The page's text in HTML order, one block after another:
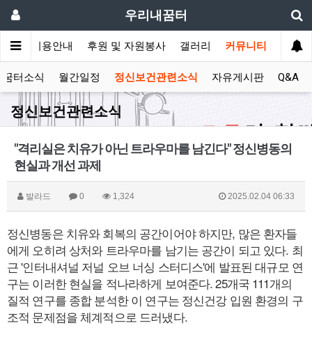
우리내꿈터
내 이용안내 후원 및 자원봉사 갤러리 커뮤니티
꿈터소식 월간일정 정신보건관련소식 자유게시판 Q&A
정신보건관련소식
"격리실은 치유가 아닌 트라우마를 남긴다" 정신병동의
현실과 개선 과제
발라드 0 1,324 2025.02.04 06:33
정신병동은 치유와 회복의 공간이어야 하지만, 많은 환자들
에게 오히려 상처와 트라우마를 남기는 공간이 되고 있다. 최
근 '인터내셔널 저널 오브 너싱 스터디스'에 발표된 대규모 연
구는 이러한 현실을 적나라하게 보여준다. 25개국 111개의
질적 연구를 종합 분석한 이 연구는 정신건강 입원 환경의 구
조적 문제점을 체계적으로 드러냈다.